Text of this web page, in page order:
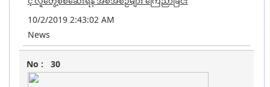
10/2/2019 2:43:02 AM
News
30